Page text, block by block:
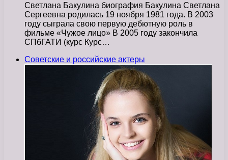
Светлана Бакулина биография Бакулина Светлана
Сергеевна родилась 19 ноября 1981 года. В 2003
году сыграла свою первую дебютную роль в
фильме «Чужое лицо» В 2005 году закончила
СПбГАТИ (курс Курс…
Советские и российские актеры